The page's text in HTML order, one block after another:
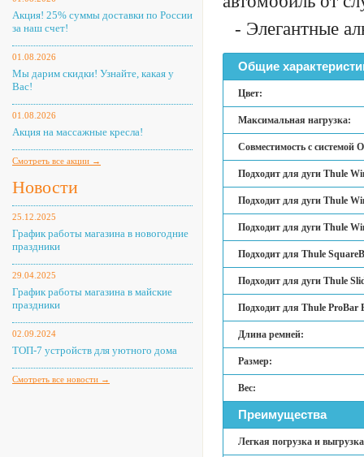
Акция! 25% суммы доставки по России
за наш счет!
01.08.2026
Мы дарим скидки! Узнайте, какая у
Вас!
01.08.2026
Акция на массажные кресла!
Смотреть все акции →
Новости
25.12.2025
График работы магазина в новогодние
праздники
29.04.2025
График работы магазина в майские
праздники
02.09.2024
ТОП-7 устройств для уютного дома
Смотреть все новости →
- Элегантные
Общие
Цвет:
Максимальная нагрузка:
Совместимость с системой
Подходит для дуги Thule
Подходит для дуги Thule
Подходит для дуги Thule
Подходит для Thule
Подходит для дуги Thule
Подходит для Thule ProBar
Длина ремней:
Размер:
Вес:
Преимущества
Легкая погрузка и